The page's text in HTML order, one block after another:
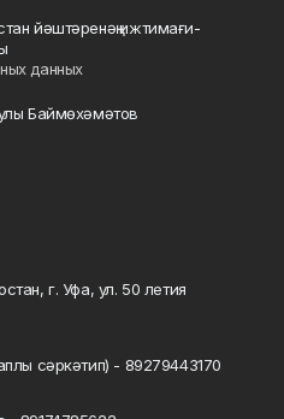
йәштәренәң ижтимағи-
данных
Баймөхәмәтов
г. Уфа, ул. 50 летия
сәркәтип) - 89279443170